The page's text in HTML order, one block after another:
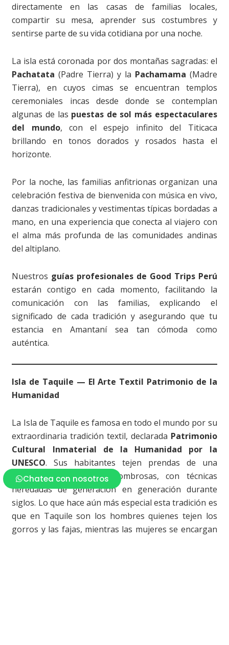
directamente en las casas de familias locales,
compartir su mesa, aprender sus costumbres y
sentirse parte de su vida cotidiana por una noche.
La isla está coronada por dos montañas sagradas: el
Pachatata (Padre Tierra) y la Pachamama (Madre
Tierra), en cuyos cimas se encuentran templos
ceremoniales incas desde donde se contemplan
algunas de las puestas de sol más espectaculares
del mundo, con el espejo infinito del Titicaca
brillando en tonos dorados y rosados hasta el
horizonte.
Por la noche, las familias anfitrionas organizan una
celebración festiva de bienvenida con música en vivo,
danzas tradicionales y vestimentas típicas bordadas a
mano, en una experiencia que conecta al viajero con
el alma más profunda de las comunidades andinas
del altiplano.
Nuestros guías profesionales de Good Trips Perú
estarán contigo en cada momento, facilitando la
comunicación con las familias, explicando el
significado de cada tradición y asegurando que tu
estancia en Amantaní sea tan cómoda como
auténtica.
Isla de Taquile — El Arte Textil Patrimonio de la
Humanidad
La Isla de Taquile es famosa en todo el mundo por su
extraordinaria tradición textil, declarada Patrimonio
Cultural Inmaterial de la Humanidad por la
UNESCO. Sus habitantes tejen prendas de una
complejidad y belleza asombrosas, con técnicas
heredadas de generación en generación durante
siglos. Lo que hace aún más especial esta tradición es
que en Taquile son los hombres quienes tejen los
gorros y las fajas, mientras las mujeres se encargan
Chatea con nosotros